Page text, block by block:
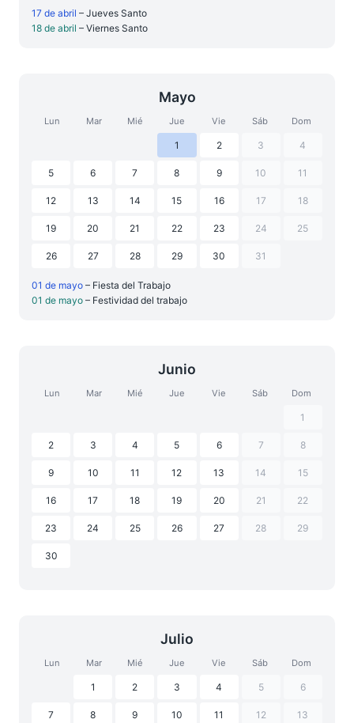
17 de abril – Jueves Santo
18 de abril – Viernes Santo
Mayo
Lun Mar Mié Jue Vie Sáb Dom
1 2 3 4
5 6 7 8 9 10 11
12 13 14 15 16 17 18
19 20 21 22 23 24 25
26 27 28 29 30 31
01 de mayo – Fiesta del Trabajo
01 de mayo – Festividad del trabajo
Junio
Lun Mar Mié Jue Vie Sáb Dom
1
2 3 4 5 6 7 8
9 10 11 12 13 14 15
16 17 18 19 20 21 22
23 24 25 26 27 28 29
30
Julio
Lun Mar Mié Jue Vie Sáb Dom
1 2 3 4 5 6
7 8 9 10 11 12 13